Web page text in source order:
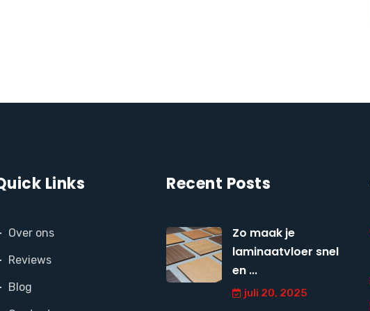
Links
Over ons
Reviews
Blog
Recent Posts
Zo maak je
laminaatvloer snel
en ...
juli 20, 2025